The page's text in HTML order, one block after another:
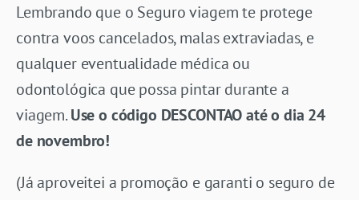
Lembrando que o Seguro viagem te protege
contra voos cancelados, malas extraviadas, e
qualquer eventualidade médica ou
odontológica que possa pintar durante a
viagem.Use o código DESCONTAO até o dia 24
de novembro!
(Já aproveitei a promoção e garanti o seguro de